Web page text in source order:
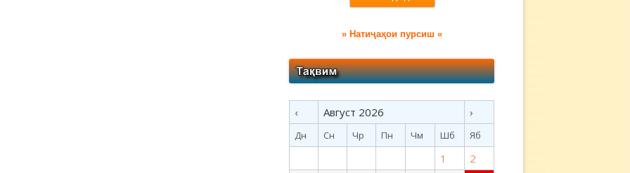
» Натиҷаҳои пурсиш «
‹ Август 2026 ›
Дн Сн Чр Пн Чм Шб Яб
1
2